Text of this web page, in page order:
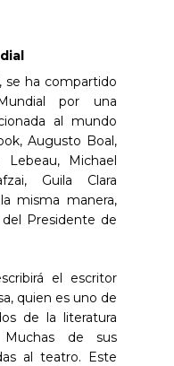
se ha compartido
por una
al mundo
Augusto Boal,
Lebeau, Michael
Guila Clara
misma manera,
Presidente de
el escritor
quien es uno de
de la literatura
de sus
al teatro. Este